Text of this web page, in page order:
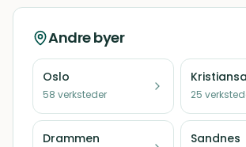
Andre byer
Oslo
58 verksteder 25
Drammen Sandnes